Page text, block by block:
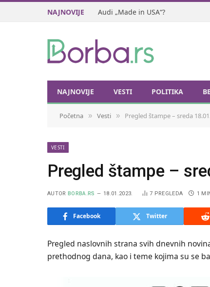
NAJNOVIJE Audi „Made in USA“?
NAJNOVIJE VESTI POLITIKA
Početna » Vesti » Pregled štampe – sreda
VESTI
Pregled štampe –
AUTOR BORBA.RS 18.01.2023. 7 PREGLEDA 1
Facebook Twitter
Pregled naslovnih strana svih dnevnih
prethodnog dana, kao i teme kojima su se